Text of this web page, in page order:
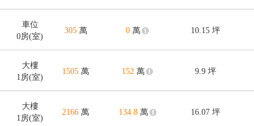
車位
0房(室)
305萬 0 萬 10.15 坪
大樓
1房(室)
1505 萬 152 萬 9.9 坪
大樓
1房(室)
2166 萬 134.8萬 16.07 坪